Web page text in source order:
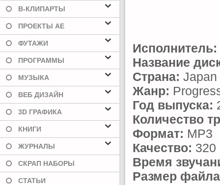
В-КЛИПАРТЫ
ПРОЕКТЫ AE
ФУТАЖИ
ПРОГРАММЫ
МУЗЫКА
ВЕБ ДИЗАЙН
3D ГРАФИКА
КНИГИ
ЖУРНАЛЫ
СКРАП НАБОРЫ
СТАТЬИ
Исполнитель:
Название
Страна: Japan
Жанр:
Год выпуска:
Количество
Формат: MP3
Качество: 320
Время
Размер